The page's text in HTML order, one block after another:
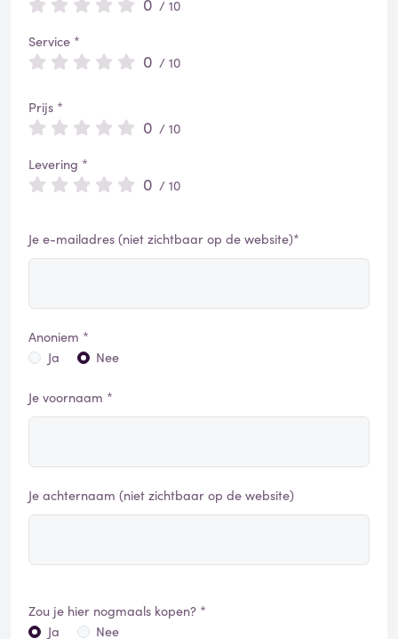
/ 10
Service *
0 / 10
Prijs *
0 / 10
Levering *
0 / 10
Je e-mailadres (niet zichtbaar op de website)*
Anoniem *
Ja
Nee
Je voornaam *
Je achternaam (niet zichtbaar op de website)
Zou je hier nogmaals kopen? *
Ja
Nee